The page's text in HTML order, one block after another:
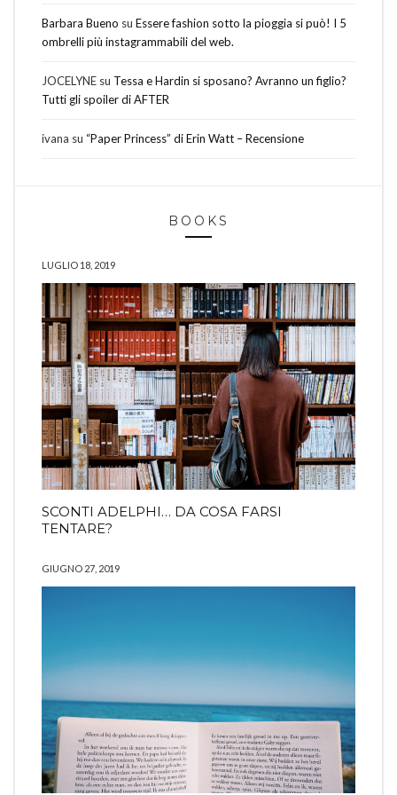
Barbara Bueno su Essere fashion sotto la pioggia si può! I 5
ombrelli più instagrammabili del web.
JOCELYNE su Tessa e Hardin si sposano? Avranno un figlio?
Tutti gli spoiler di AFTER
ivana su “Paper Princess” di Erin Watt – Recensione
BOOKS
LUGLIO 18, 2019
SCONTI ADELPHI… DA COSA FARSI
TENTARE?
GIUGNO 27, 2019